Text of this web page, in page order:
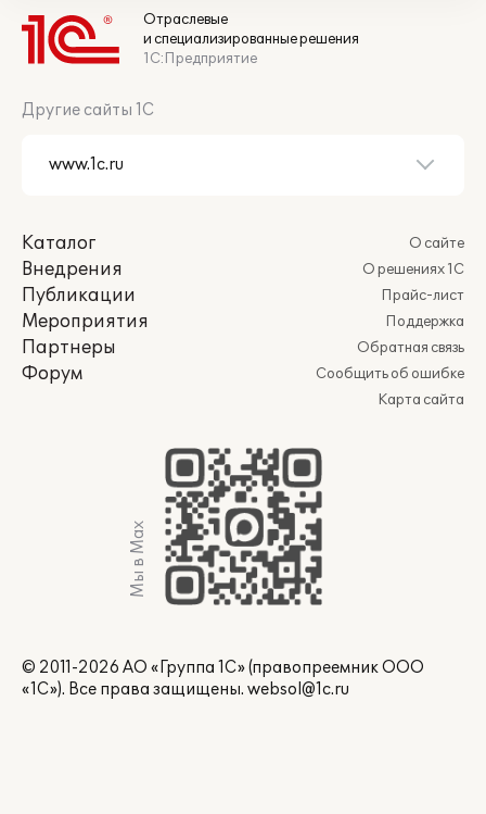
Отраслевые
и специализированные решения
1С:Предприятие
Другие сайты 1С
Каталог
Внедрения
Публикации
Мероприятия
Партнеры
Форум
О сайте
О решениях 1С
Прайс-лист
Поддержка
Обратная связь
Сообщить об ошибке
Карта сайта
Мы в Max
© 2011-2026 АО «Группа 1С» (правопреемник ООО
«1С»). Все права защищены. websol@1c.ru